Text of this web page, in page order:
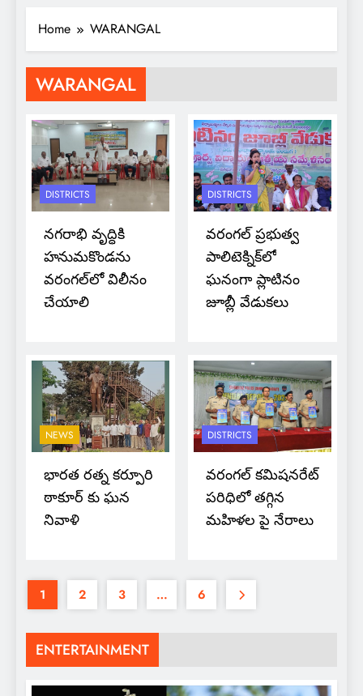
Home WARANGAL
ENTERTAINMENT
WARANGAL
DISTRICTS
నగరాభి వృద్ధికి
హనుమకొండను
వరంగల్‌లో విలీనం
చేయాలి
DISTRICTS
వరంగల్ ప్రభుత్వ
పాలిటెక్నిక్‌లో
ఘనంగా ప్లాటినం
జూబ్లీ వేడుకలు
NEWS
భారత రత్న కర్పూరి
ఠాకూర్ కు ఘన
నివాళి
DISTRICTS
వరంగల్‌ కమిషనరేట్‌
పరిధిలో తగ్గిన
మహిళల పై నేరాలు
1 2 3 … 6